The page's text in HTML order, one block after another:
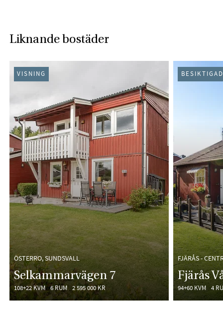
Liknande bostäder
ÖSTERRO, SUNDSVALL
Selkammarvägen 7
108+22 KVM 6 RUM 2 595 000 KR
VISNING
FJÄRÅS -
Fjärås
94+60 KVM 4
BESIKTIGAD